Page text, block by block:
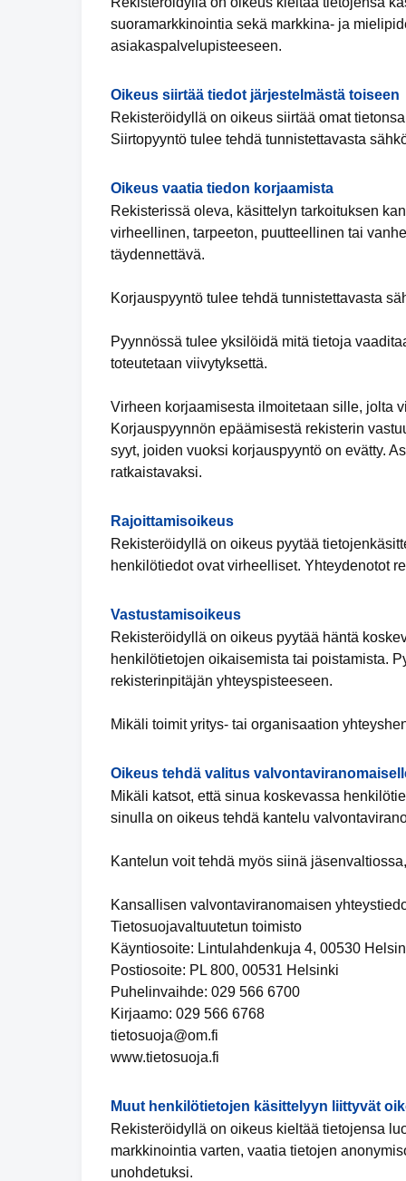
suoramarkkinointia sekä markkina- ja
asiakaspalvelupisteeseen.
Oikeus siirtää tiedot järjestelmästä toiseen
Rekisteröidyllä on oikeus siirtää omat
Siirtopyyntö tulee tehdä tunnistettavasta
Oikeus vaatia tiedon korjaamista
Rekisterissä oleva, käsittelyn tarkoituksen
virheellinen, tarpeeton, puutteellinen tai
täydennettävä.
Korjauspyyntö tulee tehdä tunnistettavasta
Pyynnössä tulee yksilöidä mitä tietoja
toteutetaan viivytyksettä.
Virheen korjaamisesta ilmoitetaan sille, jolta
Korjauspyynnön epäämisestä rekisterin
syyt, joiden vuoksi korjauspyyntö on evätty.
ratkaistavaksi.
Rajoittamisoikeus
Rekisteröidyllä on oikeus pyytää
henkilötiedot ovat virheelliset. Yhteydenotot
Vastustamisoikeus
Rekisteröidyllä on oikeus pyytää häntä
henkilötietojen oikaisemista tai poistamista.
rekisterinpitäjän yhteyspisteeseen.
Mikäli toimit yritys- tai organisaation
Oikeus tehdä valitus
Mikäli katsot, että sinua koskevassa
sinulla on oikeus tehdä kantelu
Kantelun voit tehdä myös siinä
Kansallisen valvontaviranomaisen
Tietosuojavaltuutetun toimisto
Käyntiosoite: Lintulahdenkuja 4, 00530
Postiosoite: PL 800, 00531 Helsinki
Puhelinvaihde: 029 566 6700
Kirjaamo: 029 566 6768
tietosuoja@om.fi
www.tietosuoja.fi
Muut henkilötietojen käsittelyyn liittyvät
Rekisteröidyllä on oikeus kieltää tietojensa
markkinointia varten, vaatia tietojen
unohdetuksi.